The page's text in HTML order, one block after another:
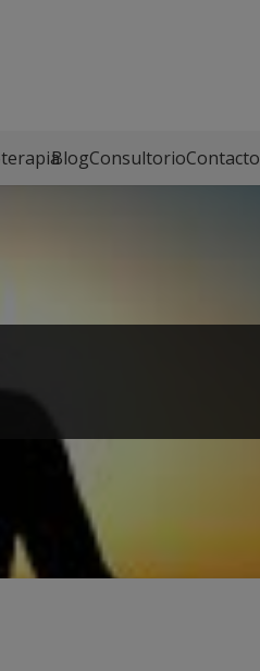
BlogConsultorioContacto